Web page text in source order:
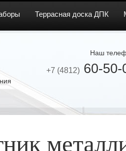
Террасная доска ДПК
Наш
+7 (4812) 60-50-